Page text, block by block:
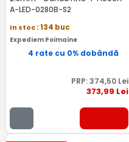
A-LED-0280B-S2
In stoc: 134 buc
Expediem Poimaine
4 rate cu 0% dobândă
PRP:374,50Lei
373,99 Lei